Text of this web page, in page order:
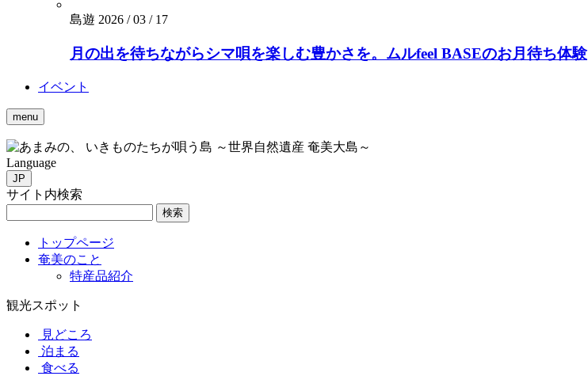
島遊 2026 / 03 / 17
月の出を待ちながらシマ唄を楽しむ豊かさを。ムルfeel BASEのお月待ち体験
イベント
menu
いきものたちが唄う島 ～世界自然遺産 奄美大島～
Language
JP
サイト内検索
検索
トップページ
奄美のこと
特産品紹介
観光スポット
見どころ
泊まる
食べる